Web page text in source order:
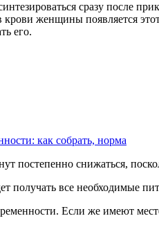
сразу после
женщины появляется
его.
как собрать, норма
постепенно снижаться,
получать все необходимые
Если же имеют